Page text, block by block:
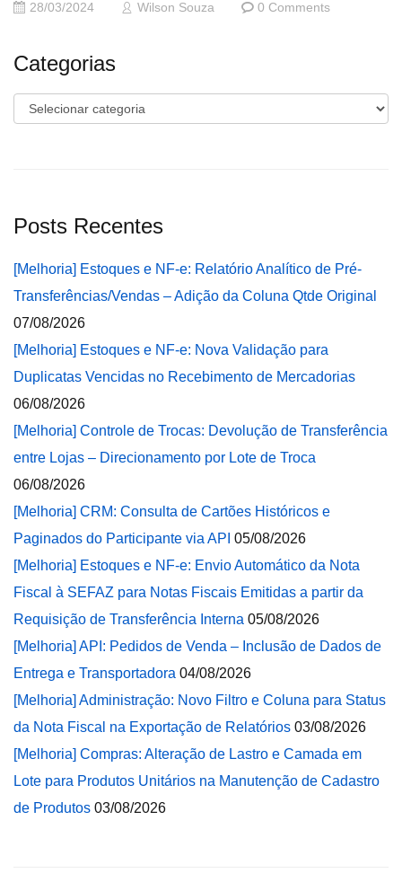
28/03/2024 Wilson Souza 0 Comments
Categorias
Categorias
Posts Recentes
[Melhoria] Estoques e NF-e: Relatório Analítico de Pré-
Transferências/Vendas – Adição da Coluna Qtde Original
07/08/2026
[Melhoria] Estoques e NF-e: Nova Validação para
Duplicatas Vencidas no Recebimento de Mercadorias
06/08/2026
[Melhoria] Controle de Trocas: Devolução de Transferência
entre Lojas – Direcionamento por Lote de Troca
06/08/2026
[Melhoria] CRM: Consulta de Cartões Históricos e
Paginados do Participante via API 05/08/2026
[Melhoria] Estoques e NF-e: Envio Automático da Nota
Fiscal à SEFAZ para Notas Fiscais Emitidas a partir da
Requisição de Transferência Interna 05/08/2026
[Melhoria] API: Pedidos de Venda – Inclusão de Dados de
Entrega e Transportadora 04/08/2026
[Melhoria] Administração: Novo Filtro e Coluna para Status
da Nota Fiscal na Exportação de Relatórios 03/08/2026
[Melhoria] Compras: Alteração de Lastro e Camada em
Lote para Produtos Unitários na Manutenção de Cadastro
de Produtos 03/08/2026